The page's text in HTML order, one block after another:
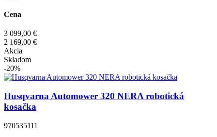
Cena
3 099,00 €
2 169,00 €
Akcia
Skladom
-20%
Husqvarna Automower 320 NERA robotická
kosačka
970535111